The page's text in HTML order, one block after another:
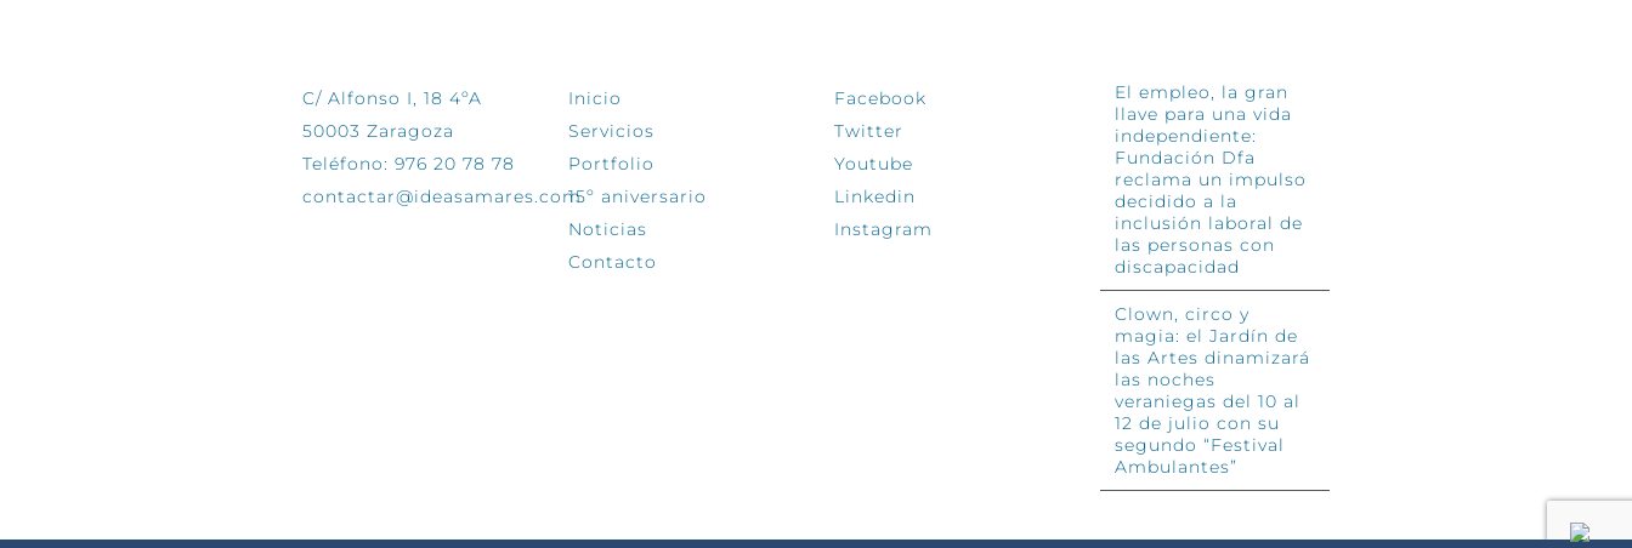
C/ Alfonso I, 18 4ºA
50003 Zaragoza
Teléfono: 976 20 78 78
contactar@ideasamares.com
Inicio
Servicios
Portfolio
15º aniversario
Noticias
Contacto
Facebook
Twitter
Youtube
Linkedin
Instagram
El empleo, la gran
llave para una vida
independiente:
Fundación Dfa
reclama un impulso
decidido a la
inclusión laboral de
las personas con
discapacidad
Clown, circo y
magia: el Jardín de
las Artes dinamizará
las noches
veraniegas del 10 al
12 de julio con su
segundo “Festival
Ambulantes”